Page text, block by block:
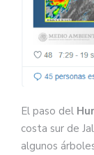
El paso del
costa sur de
algunos